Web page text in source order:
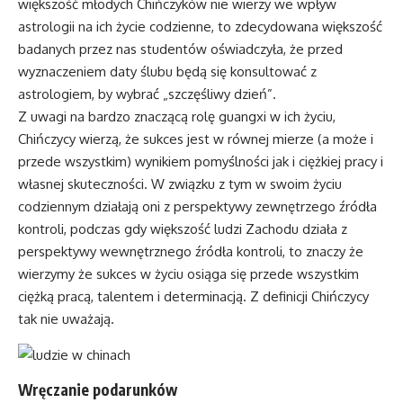
większość młodych Chińczyków nie wierzy we wpływ
astrologii na ich życie codzienne, to zdecydowana większość
badanych przez nas studentów oświadczyła, że przed
wyznaczeniem daty ślubu będą się konsultować z
astrologiem, by wybrać „szczęśliwy dzień”.
Z uwagi na bardzo znaczącą rolę guangxi w ich życiu,
Chińczycy wierzą, że sukces jest w równej mierze (a może i
przede wszystkim) wynikiem pomyślności jak i ciężkiej pracy i
własnej skuteczności. W związku z tym w swoim życiu
codziennym działają oni z perspektywy zewnętrzego źródła
kontroli, podczas gdy większość ludzi Zachodu działa z
perspektywy wewnętrznego źródła kontroli, to znaczy że
wierzymy że sukces w życiu osiąga się przede wszystkim
ciężką pracą, talentem i determinacją. Z definicji Chińczycy
tak nie uważają.
Wręczanie podarunków